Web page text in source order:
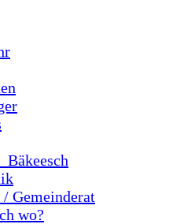
Gemeinderat
wo?